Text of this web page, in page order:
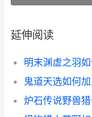
延伸阅读
鬼道天选如何